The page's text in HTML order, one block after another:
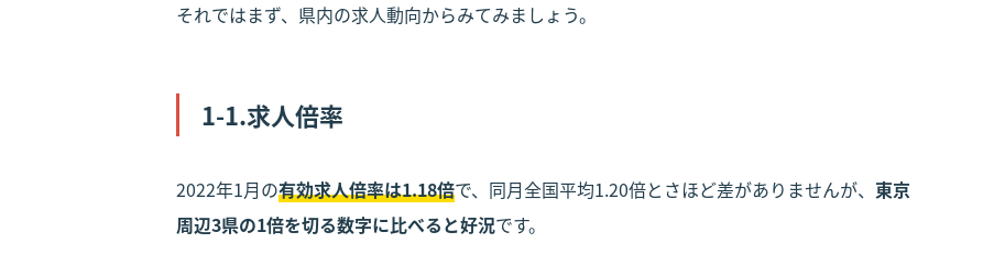
それではまず、県内の求人動向からみてみましょう。
1-1.求人倍率
2022年1月の有効求人倍率は1.18倍で、同月全国平均1.20倍とさほど差がありませんが、 東京
周辺3県の1倍を切る数字に比べると好況です。